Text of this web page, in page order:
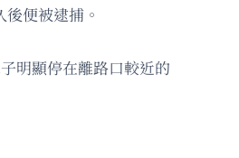
便被逮捕。
明顯停在離路口較近的